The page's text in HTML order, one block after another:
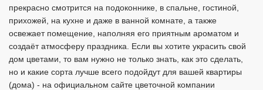
прекрасно смотрится на подоконнике, в спальне, гостиной,
прихожей, на кухне и даже в ванной комнате, а также
освежает помещение, наполняя его приятным ароматом и
создаёт атмосферу праздника. Если вы хотите украсить свой
дом цветами, то вам нужно не только знать, как это сделать,
но и какие сорта лучше всего подойдут для вашей квартиры
(дома) - на официальном сайте цветочной компании